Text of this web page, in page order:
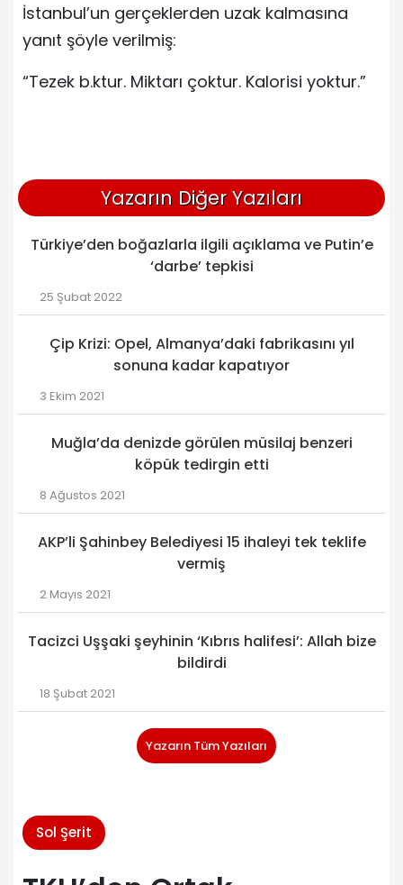
İstanbul’un gerçeklerden uzak kalmasına
yanıt şöyle verilmiş:
“Tezek b.ktur. Miktarı çoktur. Kalorisi yoktur.”
Yazarın Diğer Yazıları
Türkiye’den boğazlarla ilgili açıklama ve Putin’e
‘darbe’ tepkisi
25 Şubat 2022
Çip Krizi: Opel, Almanya’daki fabrikasını yıl
sonuna kadar kapatıyor
3 Ekim 2021
Muğla’da denizde görülen müsilaj benzeri
köpük tedirgin etti
8 Ağustos 2021
AKP’li Şahinbey Belediyesi 15 ihaleyi tek teklife
vermiş
2 Mayıs 2021
Tacizci Uşşaki şeyhinin ‘Kıbrıs halifesi’: Allah bize
bildirdi
18 Şubat 2021
Yazarın Tüm Yazıları
Sol Şerit